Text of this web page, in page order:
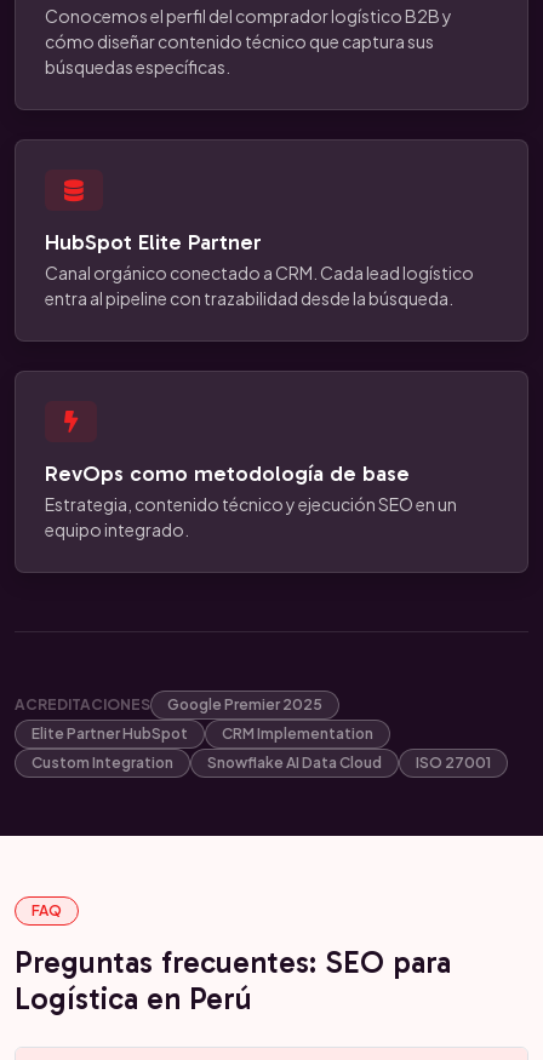
Conocemos el perfil del comprador logístico B2B y
cómo diseñar contenido técnico que captura sus
búsquedas específicas.
HubSpot Elite Partner
Canal orgánico conectado a CRM. Cada lead logístico
entra al pipeline con trazabilidad desde la búsqueda.
RevOps como metodología de base
Estrategia, contenido técnico y ejecución SEO en un
equipo integrado.
ACREDITACIONES
Google Premier 2025
Elite Partner HubSpot
CRM Implementation
Custom Integration
Snowflake AI Data Cloud ISO 27001
FAQ
Preguntas frecuentes: SEO para
Logística en Perú